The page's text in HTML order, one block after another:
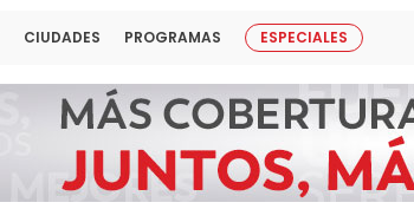
CIUDADES PROGRAMAS ESPECIALES